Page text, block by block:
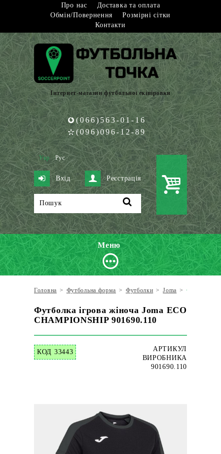
Про нас
Доставка та оплата
Обмін/Повернення
Розмірні сітки
Контакти
Інтернет-магазин футбольної екіпіровки
(066)563-01-16
(096)096-12-89
Укр Рус
Вхід Реєстрація
Меню
Головна > Футбольна форма > Футболки > Joma > Футболка
Футболка ігрова жіноча Joma ECO
CHAMPIONSHIP 901690.110
КОД 33443
АРТИКУЛ
ВИРОБНИКА
901690.110